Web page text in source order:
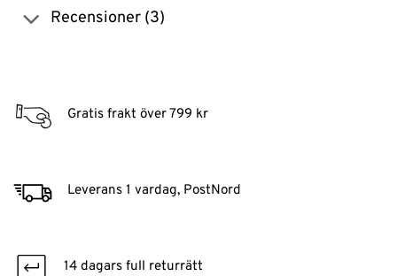
Recensioner (3)
Gratis frakt över 799 kr
Leverans 1 vardag, PostNord
14 dagars full returrätt